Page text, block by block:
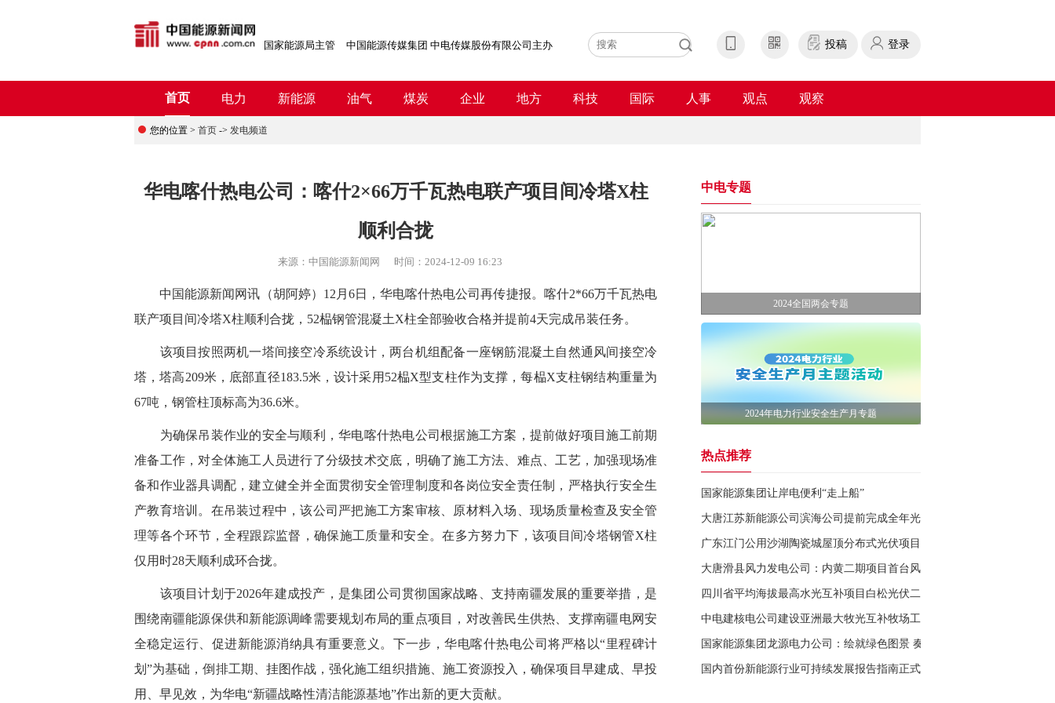
国家能源局主管 中国能源传媒集团 中电传媒股份有限公司主办 投稿 登录
首页 电力 新能源 油气 煤炭 企业 地方 科技 国际 人事 观点 观察
您的位置 > 首页 -> 发电频道
华电喀什热电公司：喀什2×66万千瓦热电联产项目间冷塔X柱
顺利合拢
来源： 中国能源新闻网 时间： 2024-12-09 16:23
中 国能源新闻网讯（胡阿婷） 12月6日，华电喀什热电公司再传捷报。喀什2*66万千瓦热电
联产项目间冷塔X柱顺利合拢，52榀钢管混凝土X柱全部验收合格并提前4天完成吊装任务。
该项目按照两机一塔间接空冷系统设计，两台机组配备一座钢筋混凝土自然通风间接空冷
塔，塔高209米，底部直径183.5米，设计采用52榀X型支柱作为支撑，每榀X支柱钢结构重量为
67吨，钢管柱顶标高为36.6米。
为确保吊装作业的安全与顺利，华电喀什热电公司根据施工方案，提前做好项目施工前期
准备工作，对全体施工人员进行了分级技术交底，明确了施工方法、难点、工艺，加强现场准
备和作业器具调配，建立健全并全面贯彻安全管理制度和各岗位安全责任制，严格执行安全生
产教育培训。在吊装过程中，该公司严把施工方案审核、原材料入场、现场质量检查及安全管
理等各个环节，全程跟踪监督，确保施工质量和安全。在多方努力下，该项目间冷塔钢管X柱
仅用时28天顺利成环合拢。
该项目计划于2026年建成投产，是集团公司贯彻国家战略、支持南疆发展的重要举措，是
围绕南疆能源保供和新能源调峰需要规划布局的重点项目，对改善民生供热、支撑南疆电网安
全稳定运行、促进新能源消纳具有重要意义。下一步，华电喀什热电公司将严格以“里程碑计
划”为基础，倒排工期、挂图作战，强化施工组织措施、施工资源投入，确保项目早建成、早投
用、早见效，为华电“新疆战略性清洁能源基地”作出新的更大贡献。
中电专题
2024全国两会专题
2024年电力行业安全生产月专题
热点推荐
国家能源集团让岸电便利“走上船”
大唐江苏新能源公司滨海公司提前完成全年光伏发电任务
广东江门公用沙湖陶瓷城屋顶分布式光伏项目正式投产运营
大唐滑县风力发电公司：内黄二期项目首台风机吊装成功
四川省平均海拔最高水光互补项目白松光伏二期投产发电
中电建核电公司建设亚洲最大牧光互补牧场工程投产
国家能源集团龙源电力公司：绘就绿色图景 奏响改革篇章
国内首份新能源行业可持续发展报告指南正式发布